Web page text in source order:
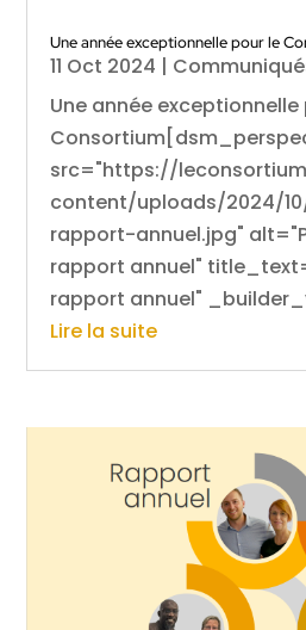
Une année exceptionnelle pour le
11 Oct 2024 |
Une année exceptionnelle
src="https://
content/uploads/2024/
rapport-annuel.jpg"
rapport annuel"
rapport annuel"
Lire la suite